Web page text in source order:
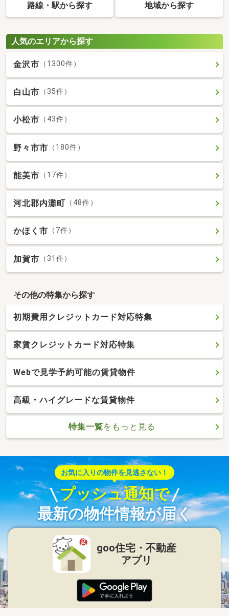
路線・駅から探す 地域から探す
人気のエリアから探す
金沢市 （1300件）
白山市 （35件）
小松市 （43件）
野々市市 （180件）
能美市 （17件）
河北郡内灘町 （48件）
かほく市 （7件）
加賀市 （31件）
その他の特集から探す
初期費用クレジットカード対応特集
家賃クレジットカード対応特集
Webで見学予約可能の賃貸物件
高級・ハイグレードな賃貸物件
特集一覧をもっと見る
お気に入りの物件を見逃さない！
プッシュ通知で
最新の物件情報が届く
goo住宅・不動産
アプリ